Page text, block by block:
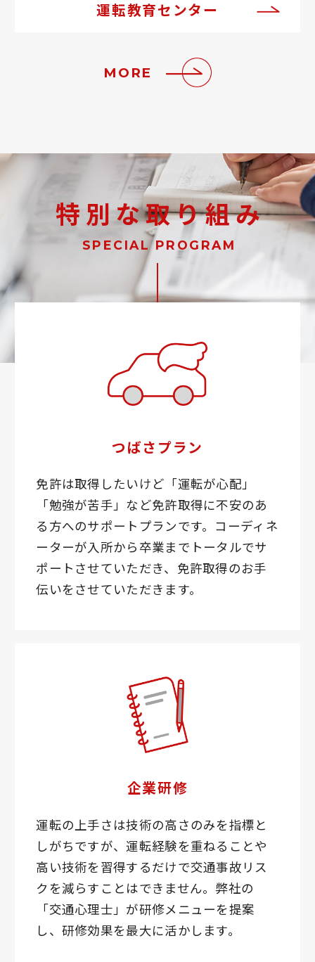
MORE
運転教育センター
特別な取り組み
SPECIAL PROGRAM
つばさプラン
免許は取得したいけど「運転が心配」
「勉強が苦手」など免許取得に不安のあ
る方へのサポートプランです。コーディネ
ーターが入所から卒業までトータルでサ
ポートさせていただき、免許取得のお手
伝いをさせていただきます。
企業研修
運転の上手さは技術の高さのみを指標と
しがちですが、運転経験を重ねることや
高い技術を習得するだけで交通事故リス
クを減らすことはできません。弊社の
「交通心理士」が研修メニューを提案
し、研修効果を最大に活かします。